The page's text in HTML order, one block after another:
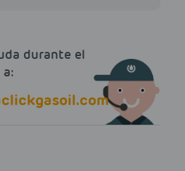
durante el